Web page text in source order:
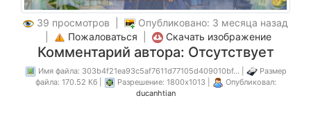
39 просмотров |
Опубликовано: 3 месяца назад
Пожаловаться Скачать изображение
Комментарий автора: Отсутствует
Имя файла: 303b4f21ea93c5af7611d77105d409010bf... |
Размер
файла: 170.52 Кб |
Разрешение: 1800x1013 |
Опубликовал:
ducanhtian